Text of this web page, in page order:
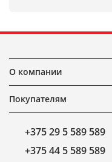
О компании
Покупателям
+375 29 5 589 589
+375 44 5 589 589